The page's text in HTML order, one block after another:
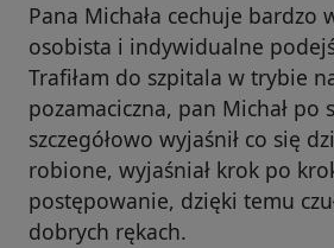
Pana Michała cechuje bardzo
osobista i indywidualne
Trafiłam do szpitala w trybie
pozamaciczna, pan Michał po
szczegółowo wyjaśnił co się
robione, wyjaśniał krok po
postępowanie, dzięki temu
dobrych rękach.